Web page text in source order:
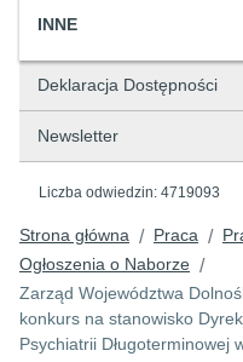
INNE
Deklaracja Dostępności
Newsletter
Liczba odwiedzin: 4719093
Strona główna / Praca /
Ogłoszenia o Naborze /
Zarząd Województwa
konkurs na stanowisko
Psychiatrii Długoterminowej